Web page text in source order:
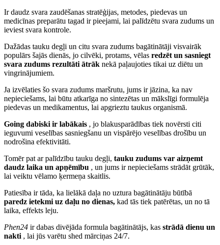
Ir daudz svara zaudēšanas stratēģijas, metodes, piedevas un
medicīnas preparātu tagad ir pieejami, lai palīdzētu svara zudums un
ieviest svara kontrole.
Dažādas tauku degļi un citu svara zudums bagātinātāji visvairāk
populārs šajās dienās, jo cilvēki, protams, vēlas redzēt un sasniegt
svara zudums rezultāti ātrāk nekā paļaujoties tikai uz diētu un
vingrinājumiem.
Ja izvēlaties šo svara zudums maršrutu, jums ir jāzina, ka nav
nepieciešams, lai būtu atkarīga no sintezētas un mākslīgi formulēja
piedevas un medikamentus, lai apgrieztu taukus organismā.
Going dabiski ir labākais , jo blakusparādības tiek novērsti citi
ieguvumi veselības sasniegšanu un vispārējo veselības drošību un
nodrošina efektivitāti.
Tomēr pat ar palīdzību tauku degļi, tauku zudums var aizņemt
daudz laika un apņēmību , un jums ir nepieciešams strādāt grūtāk,
lai veiktu vēlamo ķermeņa skaitlis.
Patiesība ir tāda, ka lielākā daļa no uztura bagātinātāju būtībā
paredz ietekmi uz daļu no dienas, kad tās tiek patērētas, un no tā
laika, effekts leju.
Phen24 ir dabas divējāda formula bagātinātājs, kas strādā dienu un
nakti , lai jūs varētu shed mārciņas 24/7.